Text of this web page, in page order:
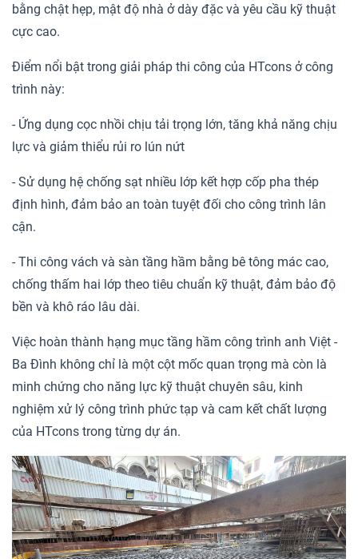
bằng chật hẹp, mật độ nhà ở dày đặc và yêu cầu kỹ thuật
cực cao.
Điểm nổi bật trong giải pháp thi công của HTcons ở công
trình này:
- Ứng dụng cọc nhồi chịu tải trọng lớn, tăng khả năng chịu
lực và giảm thiểu rủi ro lún nứt
- Sử dụng hệ chống sạt nhiều lớp kết hợp cốp pha thép
định hình, đảm bảo an toàn tuyệt đối cho công trình lân
cận.
- Thi công vách và sàn tầng hầm bằng bê tông mác cao,
chống thấm hai lớp theo tiêu chuẩn kỹ thuật, đảm bảo độ
bền và khô ráo lâu dài.
Việc hoàn thành hạng mục tầng hầm công trình anh Việt -
Ba Đình không chỉ là một cột mốc quan trọng mà còn là
minh chứng cho năng lực kỹ thuật chuyên sâu, kinh
nghiệm xử lý công trình phức tạp và cam kết chất lượng
của HTcons trong từng dự án.